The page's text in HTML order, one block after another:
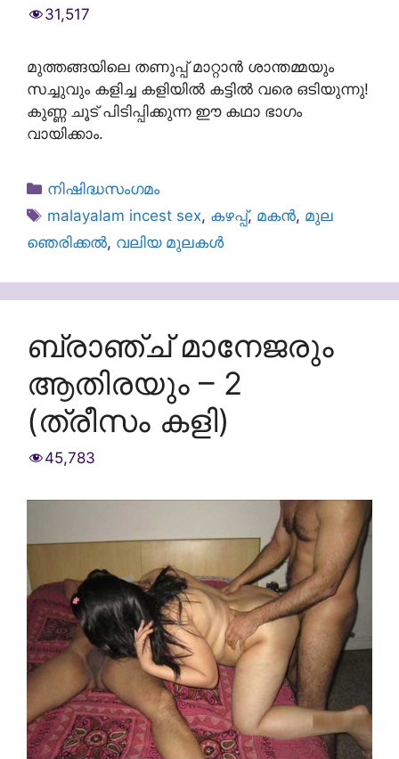
31,517
മുത്തങ്ങയിലെ തണുപ്പ് മാറ്റാൻ ശാന്തമ്മയും
സച്ചുവും കളിച്ച കളിയിൽ കട്ടിൽ വരെ ഒടിയുന്നു!
കുണ്ണ ചൂട് പിടിപ്പിക്കുന്ന ഈ കഥാ ഭാഗം
വായിക്കാം.
Categories
നിഷിദ്ധസംഗമം
Tags
malayalam incest sex, കഴപ്പ്, മകൻ, മുല
ഞെരിക്കൽ, വലിയ മുലകൾ
ബ്രാഞ്ച് മാനേജരും
ആതിരയും – 2
(ത്രീസം കളി)
45,783